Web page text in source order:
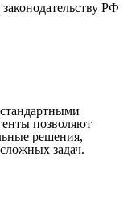
РФ
позволяют
решения,
задач.